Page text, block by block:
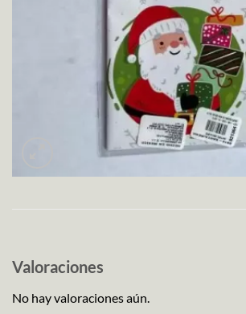
Valoraciones
No hay valoraciones aún.